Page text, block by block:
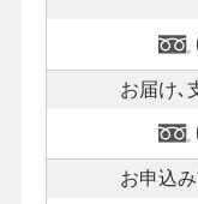
お届け､
お申込